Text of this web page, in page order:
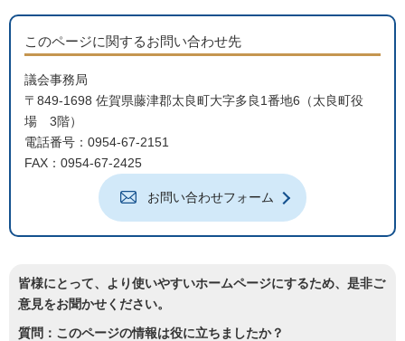
このページに関するお問い合わせ先
議会事務局
〒849-1698 佐賀県藤津郡太良町大字多良1番地6（太良町役
場 3階）
電話番号：0954-67-2151
FAX：0954-67-2425
お問い合わせフォーム
皆様にとって、より使いやすいホームページにするため、是非ご
意見をお聞かせください。
質問：このページの情報は役に立ちましたか？